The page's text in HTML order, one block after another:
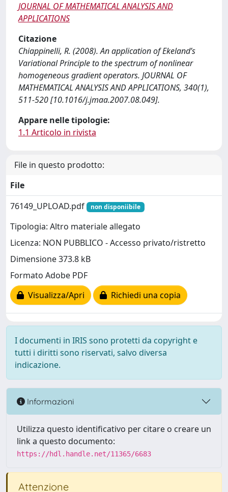
JOURNAL OF MATHEMATICAL ANALYSIS AND
APPLICATIONS
Citazione
Chiappinelli, R. (2008). An application of Ekeland’s
Variational Principle to the spectrum of nonlinear
homogeneous gradient operators. JOURNAL OF
MATHEMATICAL ANALYSIS AND APPLICATIONS, 340(1),
511-520 [10.1016/j.jmaa.2007.08.049].
Appare nelle tipologie:
1.1 Articolo in rivista
File in questo prodotto:
File
76149_UPLOAD.pdf
non disponiibile
Tipologia: Altro materiale allegato
Licenza: NON PUBBLICO - Accesso privato/ristretto
Dimensione 373.8 kB
Formato Adobe PDF
Visualizza/Apri
Richiedi una copia
I documenti in IRIS sono protetti da copyright e
tutti i diritti sono riservati, salvo diversa
indicazione.
Informazioni
Utilizza questo identificativo per citare o creare un
link a questo documento:
https://hdl.handle.net/11365/6683
Attenzione